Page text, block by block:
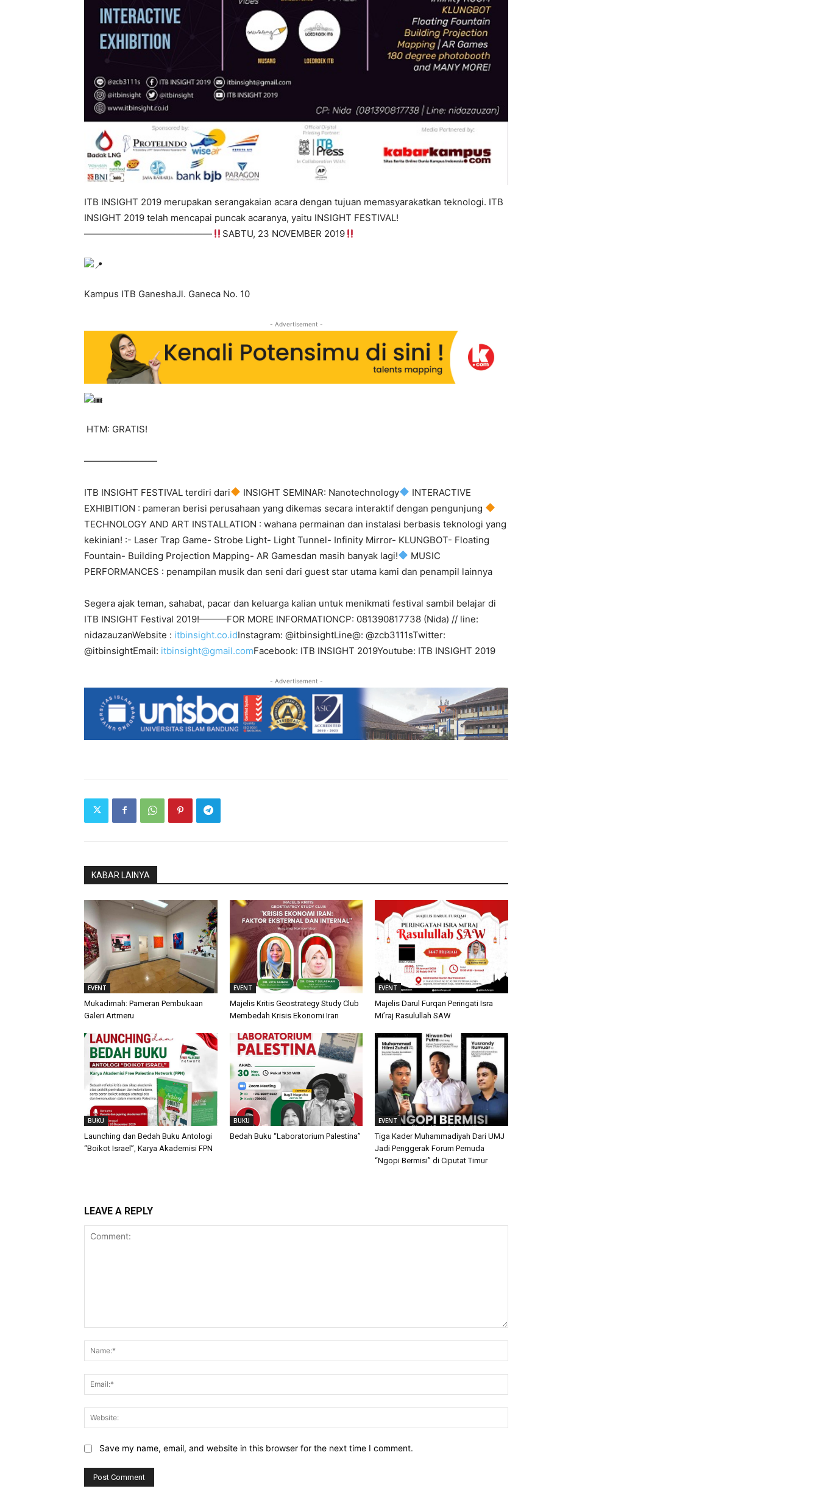
ITB INSIGHT 2019 merupakan serangakaian acara dengan tujuan memasyarakatkan teknologi. ITB
INSIGHT 2019 telah mencapai puncak acaranya, yaitu INSIGHT FESTIVAL!
——————————————
SABTU, 23 NOVEMBER 2019
Kampus ITB GaneshaJl. Ganeca No. 10
- Advertisement -
HTM: GRATIS!
————————
ITB INSIGHT FESTIVAL terdiri dari INSIGHT SEMINAR: Nanotechnology
INTERACTIVE
EXHIBITION : pameran berisi perusahaan yang dikemas secara interaktif dengan pengunjung
TECHNOLOGY AND ART INSTALLATION : wahana permainan dan instalasi berbasis teknologi yang
kekinian! :- Laser Trap Game- Strobe Light- Light Tunnel- Infinity Mirror- KLUNGBOT- Floating
Fountain- Building Projection Mapping- AR Gamesdan masih banyak lagi!
MUSIC
PERFORMANCES : penampilan musik dan seni dari guest star utama kami dan penampil lainnya
Segera ajak teman, sahabat, pacar dan keluarga kalian untuk menikmati festival sambil belajar di
ITB INSIGHT Festival 2019!———FOR MORE INFORMATIONCP: 081390817738 (Nida) // line:
nidazauzanWebsite : itbinsight.co.idInstagram: @itbinsightLine@: @zcb3111sTwitter:
@itbinsightEmail: itbinsight@gmail.comFacebook: ITB INSIGHT 2019Youtube: ITB INSIGHT 2019
- Advertisement -
KABAR LAINYA
EVENT
Mukadimah: Pameran Pembukaan
Galeri Artmeru
EVENT
Majelis Kritis Geostrategy Study Club
Membedah Krisis Ekonomi Iran
EVENT
Majelis Darul Furqan Peringati Isra
Mi’raj Rasulullah SAW
BUKU
Launching dan Bedah Buku Antologi
“Boikot Israel”, Karya Akademisi FPN
BUKU
Bedah Buku “Laboratorium Palestina”
EVENT
Tiga Kader Muhammadiyah Dari UMJ
Jadi Penggerak Forum Pemuda
“Ngopi Bermisi” di Ciputat Timur
LEAVE A REPLY
Save my name, email, and website in this browser for the next time I comment.